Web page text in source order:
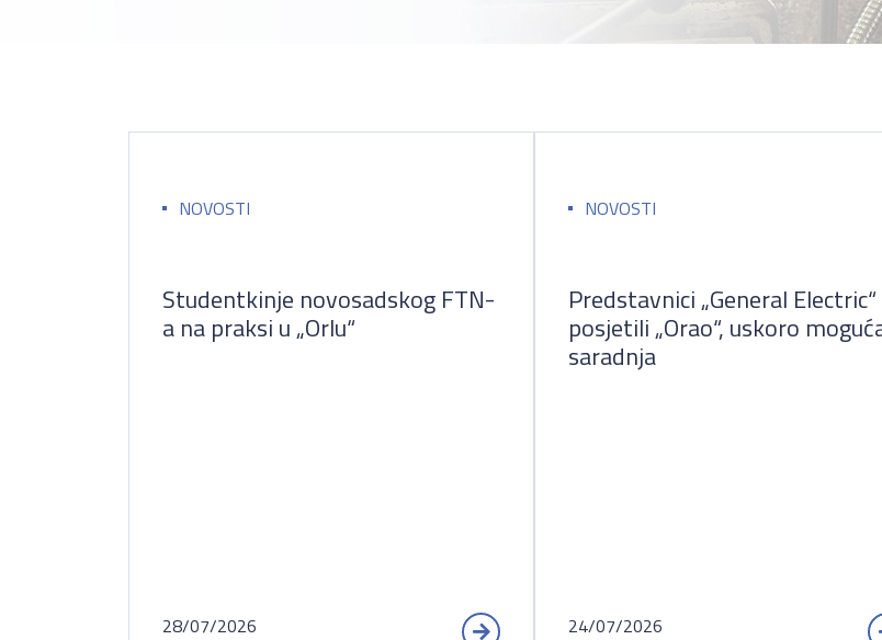
NOVOSTI
Studentkinje novosadskog FTN-
a na praksi u „Orlu“
28/07/2026
NOVOSTI
Predstavnici „General Electric“
posjetili „Orao“, uskoro
saradnja
24/07/2026